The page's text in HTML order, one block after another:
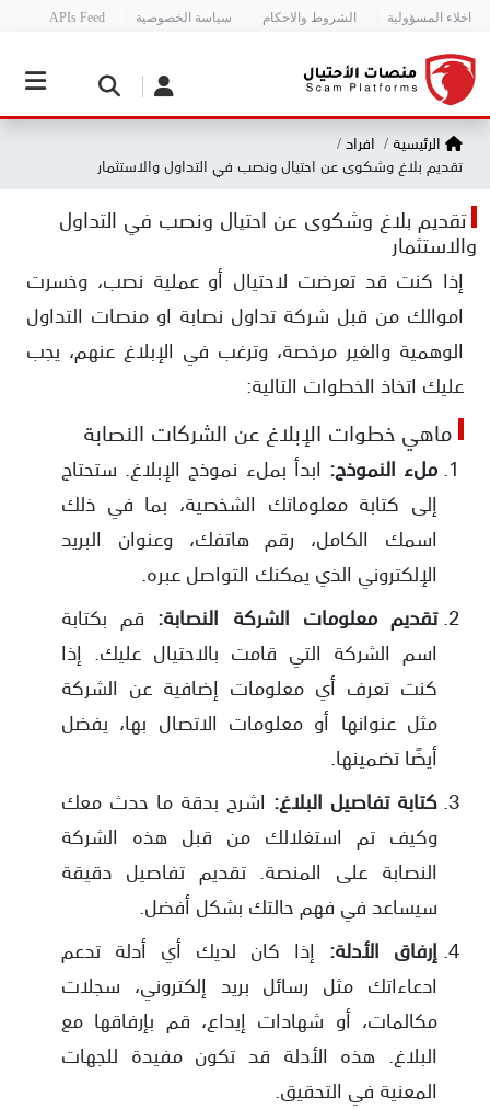
اخلاء المسؤولية الشروط والاحكام سياسة الخصوصية APIs Feed
الرئيسية
افراد
تقديم بلاغ وشكوى عن احتيال ونصب في التداول والاستثمار
تقديم بلاغ وشكوى عن احتيال ونصب في التداول
والاستثمار
إذا كنت قد تعرضت لاحتيال أو عملية نصب، وخسرت
اموالك من قبل شركة تداول نصابة او منصات التداول
الوهمية والغير مرخصة، وترغب في الإبلاغ عنهم، يجب
عليك اتخاذ الخطوات التالية:
ماهي خطوات الإبلاغ عن الشركات النصابة
ملء النموذج: ابدأ بملء نموذج الإبلاغ. ستحتاج
إلى كتابة معلوماتك الشخصية، بما في ذلك
اسمك الكامل، رقم هاتفك، وعنوان البريد
الإلكتروني الذي يمكنك التواصل عبره.
تقديم معلومات الشركة النصابة: قم بكتابة
اسم الشركة التي قامت بالاحتيال عليك. إذا
كنت تعرف أي معلومات إضافية عن الشركة
مثل عنوانها أو معلومات الاتصال بها، يفضل
أيضًا تضمينها.
كتابة تفاصيل البلاغ: اشرح بدقة ما حدث معك
وكيف تم استغلالك من قبل هذه الشركة
النصابة على المنصة. تقديم تفاصيل دقيقة
سيساعد في فهم حالتك بشكل أفضل.
إرفاق الأدلة: إذا كان لديك أي أدلة تدعم
ادعاءاتك مثل رسائل بريد إلكتروني، سجلات
مكالمات، أو شهادات إيداع، قم بإرفاقها مع
البلاغ. هذه الأدلة قد تكون مفيدة للجهات
المعنية في التحقيق.